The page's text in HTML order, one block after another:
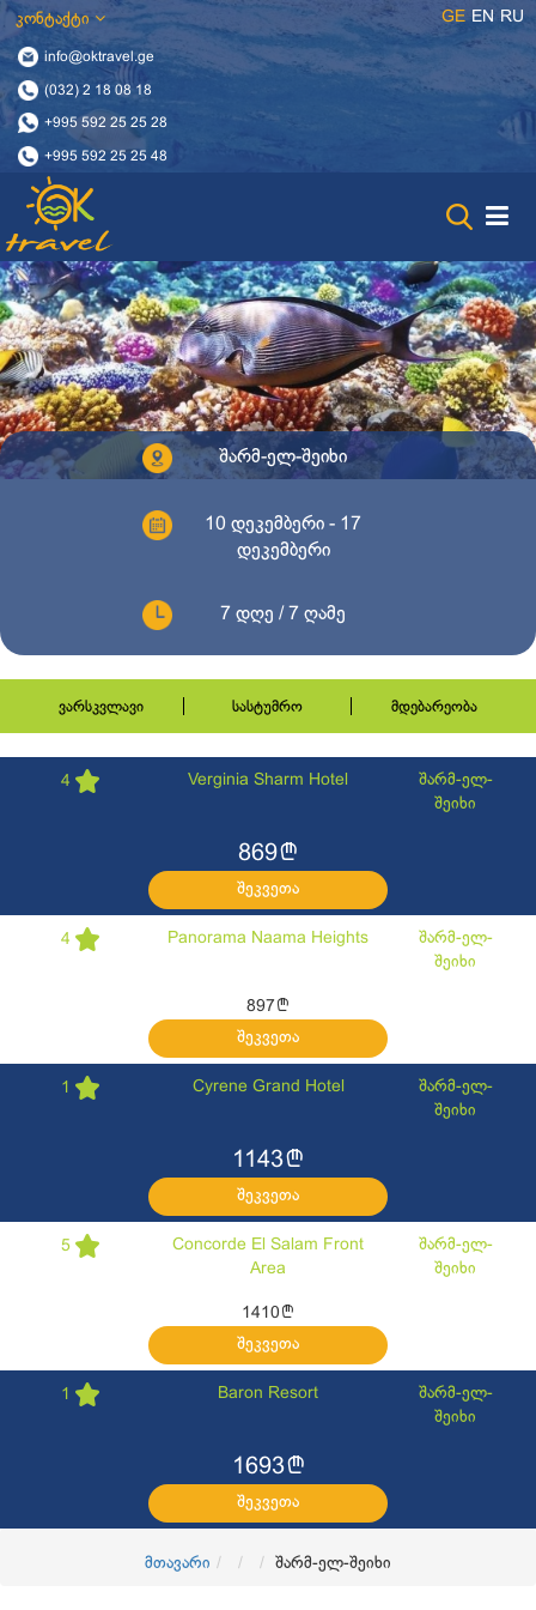
კონტაქტი
info@oktravel.ge
(032) 2 18 08 18
+995 592 25 25 28
+995 592 25 25 48
GE EN RU
შარმ-ელ-შეიხი
10 დეკემბერი - 17
დეკემბერი
7 დღე / 7 ღამე
ვარსკვლავი სასტუმრო მდებარეობა
4 Verginia Sharm Hotel
შარმ-ელ-
შეიხი
869l
შეკვეთა
4 Panorama Naama Heights
შარმ-ელ-
შეიხი
897 l
შეკვეთა
1 Cyrene Grand Hotel
შარმ-ელ-
შეიხი
1143l
შეკვეთა
5
Concorde El Salam Front
Area
შარმ-ელ-
შეიხი
1410 l
შეკვეთა
1 Baron Resort
შარმ-ელ-
შეიხი
1693l
შეკვეთა
მთავარი შარმ-ელ-შეიხი